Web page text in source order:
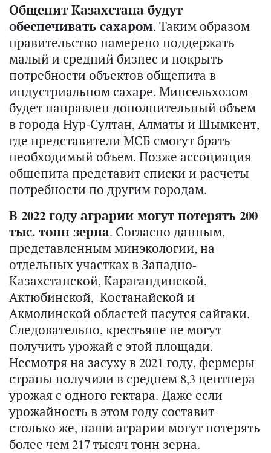
Общепит Казахстана будут
обеспечивать сахаром. Таким образом
правительство намерено поддержать
малый и средний бизнес и покрыть
потребности объектов общепита в
индустриальном сахаре. Минсельхозом
будет направлен дополнительный объем
в города Нур-Султан, Алматы и Шымкент,
где представители МСБ смогут брать
необходимый объем. Позже ассоциация
общепита представит списки и расчеты
потребности по другим городам.
В 2022 году аграрии могут потерять 200
тыс. тонн зерна. Согласно данным,
представленным минэкологии, на
отдельных участках в Западно-
Казахстанской, Карагандинской,
Актюбинской, Костанайской и
Акмолинской областей пасутся сайгаки.
Следовательно, крестьяне не могут
получить урожай с этой площади.
Несмотря на засуху в 2021 году, фермеры
страны получили в среднем 8,3 центнера
урожая с одного гектара. Даже если
урожайность в этом году составит
столько же, наши аграрии могут потерять
более чем 217 тысяч тонн зерна.